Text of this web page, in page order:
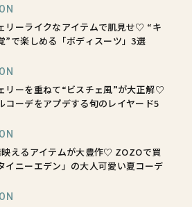
リーライクなアイテムで肌見せ♡ “キ
”で楽しめる「ボディスーツ」3選
リーを重ねて“ビスチェ風”が大正解♡
コーデをアプデする旬のレイヤード5
映えるアイテムが大豊作♡ ZOZOで買
イニーエデン」の大人可愛い夏コーデ